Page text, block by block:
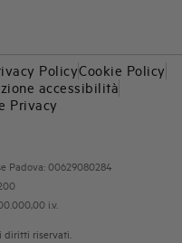
PolicyCookie Policy
accessibilità
Privacy
Padova: 00629080284
i.v.
diritti riservati.